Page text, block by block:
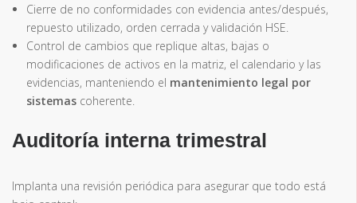
Cierre de no conformidades con evidencia antes/después,
repuesto utilizado, orden cerrada y validación HSE.
Control de cambios que replique altas, bajas o
modificaciones de activos en la matriz, el calendario y las
evidencias, manteniendo el mantenimiento legal por
sistemas coherente.
Auditoría interna trimestral
Implanta una revisión periódica para asegurar que todo está